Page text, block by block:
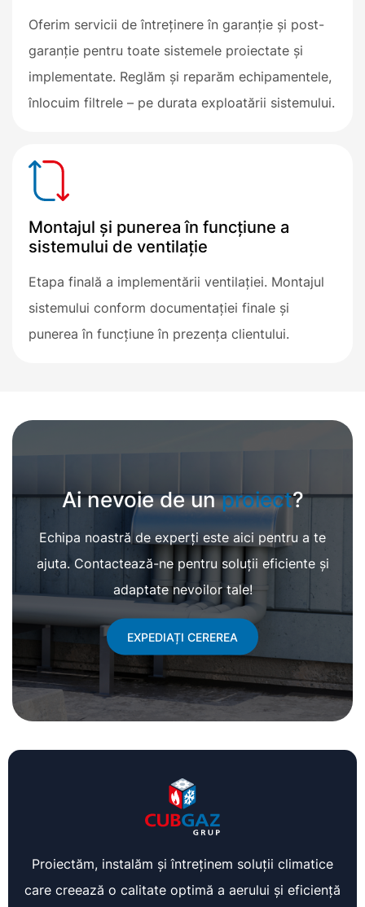
Oferim servicii de întreținere în garanție și post-
garanție pentru toate sistemele proiectate și
implementate. Reglăm și reparăm echipamentele,
înlocuim filtrele – pe durata exploatării sistemului.
Montajul și punerea în funcțiune a
sistemului de ventilație
Etapa finală a implementării ventilației. Montajul
sistemului conform documentației finale și
punerea în funcțiune în prezența clientului.
Ai nevoie de unproiect?
Echipa noastră de experți este aici pentru a te
ajuta.Contactează-ne pentru soluții eficiente și
adaptate nevoilor tale!
EXPEDIAȚI CEREREA
Proiectăm, instalăm și întreținem soluții climatice
care creează o calitate optimă a aerului și eficiență